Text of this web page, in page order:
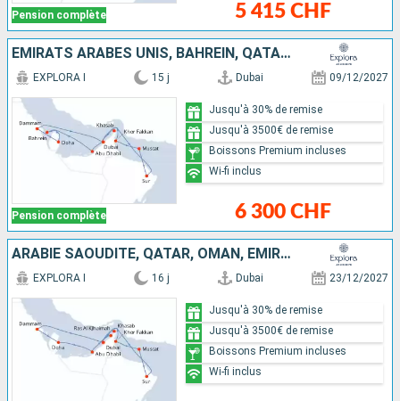
Pension complète 5 415 CHF
EMIRATS ARABES UNIS, BAHREIN, QATAR, ARABIE SAOUDITE, OMAN
Pension complète
EXPLORA I 15 j Dubai 09/12/2027
6 300 CHF
Jusqu'à 30% de remise
Jusqu'à 3500€ de remise
Boissons Premium incluses
Wi-fi inclus
ARABIE SAOUDITE, QATAR, OMAN, EMIRATS ARABES UNIS
EXPLORA I 16 j Dubai 23/12/2027
Jusqu'à 30% de remise
Jusqu'à 3500€ de remise
Boissons Premium incluses
Wi-fi inclus